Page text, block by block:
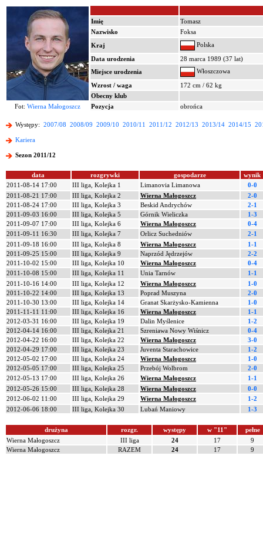
Imię
Tomasz
Nazwisko
Foksa
Kraj
Polska
Data urodzenia
28 marca 1989 (37 lat)
Miejsce urodzenia
Włoszczowa
Wzrost / waga
172 cm / 62 kg
Obecny klub
Fot: Wierna Małogoszcz Pozycja obrońca
Występy: 2007/08 2008/09 2009/10 2010/11 2011/12 2012/13 2013/14 2014/15
Kariera
Sezon 2011/12
data rozgrywki gospodarze
wynik
2011-08-14 17:00
III liga, Kolejka 1 Limanovia Limanowa
0-0
2011-08-21 17:00
III liga, Kolejka 2 Wierna Małogoszcz
2-0
2011-08-24 17:00
III liga, Kolejka 3 Beskid Andrychów
2-1
2011-09-03 16:00
III liga, Kolejka 5 Górnik Wieliczka
1-3
2011-09-07 17:00
III liga, Kolejka 6 Wierna Małogoszcz
0-4
2011-09-11 16:30
III liga, Kolejka 7 Orlicz Suchedniów
2-1
2011-09-18 16:00
III liga, Kolejka 8 Wierna Małogoszcz
1-1
2011-09-25 15:00
III liga, Kolejka 9 Naprzód Jędrzejów
2-2
2011-10-02 15:00
III liga, Kolejka 10 Wierna Małogoszcz
0-4
2011-10-08 15:00
III liga, Kolejka 11 Unia Tarnów
1-1
2011-10-16 14:00
III liga, Kolejka 12 Wierna Małogoszcz
1-0
2011-10-22 14:00
III liga, Kolejka 13 Poprad Muszyna
2-0
2011-10-30 13:00
III liga, Kolejka 14 Granat Skarżysko-Kamienna
1-0
2011-11-11 11:00
III liga, Kolejka 16 Wierna Małogoszcz
1-1
2012-03-31 16:00
III liga, Kolejka 19 Dalin Myślenice
1-2
2012-04-14 16:00
III liga, Kolejka 21 Szreniawa Nowy Wiśnicz
0-4
2012-04-22 16:00
III liga, Kolejka 22 Wierna Małogoszcz
3-0
2012-04-29 17:00
III liga, Kolejka 23 Juventa Starachowice
1-2
2012-05-02 17:00
III liga, Kolejka 24 Wierna Małogoszcz
1-0
2012-05-05 17:00
III liga, Kolejka 25 Przebój Wolbrom
2-0
2012-05-13 17:00
III liga, Kolejka 26 Wierna Małogoszcz
1-1
2012-05-26 15:00
III liga, Kolejka 28 Wierna Małogoszcz
0-0
2012-06-02 11:00
III liga, Kolejka 29 Wierna Małogoszcz
1-2
2012-06-06 18:00
III liga, Kolejka 30 Lubań Maniowy 1-3
drużyna rozgr. występy w "11"
pełne
Wierna Małogoszcz
III liga 24 17
9
Wierna Małogoszcz
RAZEM 24 17 9